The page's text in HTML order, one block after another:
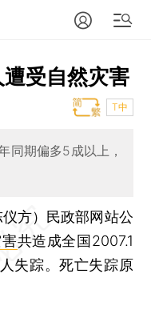
受自然灾害
T中
同期偏多5成以上，
方） 民政部网站公
共造成全国2007.1
失踪。死亡失踪原